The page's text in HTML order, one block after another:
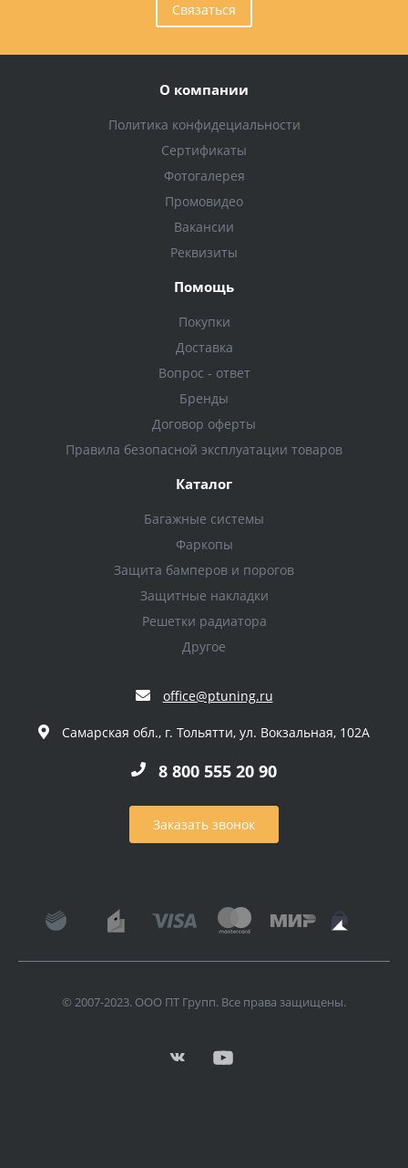
Связаться
О компании
Политика конфидециальности
Сертификаты
Фотогалерея
Промовидео
Вакансии
Реквизиты
Помощь
Покупки
Доставка
Вопрос - ответ
Бренды
Договор оферты
Правила безопасной эксплуатации товаров
Каталог
Багажные системы
Фаркопы
Защита бамперов и порогов
Защитные накладки
Решетки радиатора
Другое
office@ptuning.ru
Самарская обл., г. Тольятти, ул. Вокзальная, 102А
8 800 555 20 90
Заказать звонок
© 2007-2023. ООО ПТ Групп. Все права защищены.